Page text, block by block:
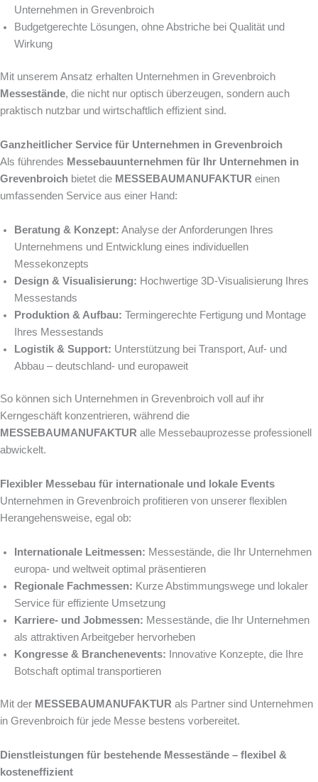
Unternehmen in Grevenbroich
Budgetgerechte Lösungen, ohne Abstriche bei Qualität und
Wirkung
Mit unserem Ansatz erhalten Unternehmen in Grevenbroich
Messestände, die nicht nur optisch überzeugen, sondern auch
praktisch nutzbar und wirtschaftlich effizient sind.
Ganzheitlicher Service für Unternehmen in Grevenbroich
Als führendes Messebauunternehmen für Ihr Unternehmen in
Grevenbroich bietet die MESSEBAUMANUFAKTUR einen
umfassenden Service aus einer Hand:
Beratung & Konzept: Analyse der Anforderungen Ihres
Unternehmens und Entwicklung eines individuellen
Messekonzepts
Design & Visualisierung: Hochwertige 3D-Visualisierung Ihres
Messestands
Produktion & Aufbau: Termingerechte Fertigung und Montage
Ihres Messestands
Logistik & Support: Unterstützung bei Transport, Auf- und
Abbau – deutschland- und europaweit
So können sich Unternehmen in Grevenbroich voll auf ihr
Kerngeschäft konzentrieren, während die
MESSEBAUMANUFAKTUR alle Messebauprozesse professionell
abwickelt.
Flexibler Messebau für internationale und lokale Events
Unternehmen in Grevenbroich profitieren von unserer flexiblen
Herangehensweise, egal ob:
Internationale Leitmessen: Messestände, die Ihr Unternehmen
europa- und weltweit optimal präsentieren
Regionale Fachmessen: Kurze Abstimmungswege und lokaler
Service für effiziente Umsetzung
Karriere- und Jobmessen: Messestände, die Ihr Unternehmen
als attraktiven Arbeitgeber hervorheben
Kongresse & Branchenevents: Innovative Konzepte, die Ihre
Botschaft optimal transportieren
Mit der MESSEBAUMANUFAKTUR als Partner sind Unternehmen
in Grevenbroich für jede Messe bestens vorbereitet.
Dienstleistungen für bestehende Messestände – flexibel &
kosteneffizient